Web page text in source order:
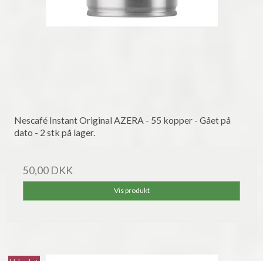
Nescafé Instant Original AZERA - 55 kopper - Gået på
dato - 2 stk på lager.
50,00 DKK
Vis produkt